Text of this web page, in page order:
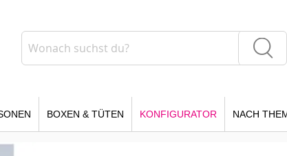
BOXEN & TÜTEN KONFIGURATOR NACH